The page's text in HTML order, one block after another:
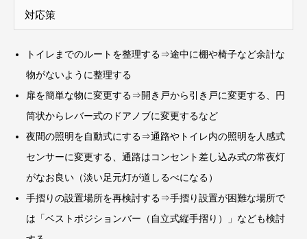
対応策
トイレまでのルートを整理する⇒途中に棚や椅子など余計な
物がないように整理する
扉を簡単な物に変更する⇒開き戸から引き戸に変更する、円
筒状からレバー式のドアノブに変更するなど
夜間の照明を自動式にする⇒通路やトイレ内の照明を人感式
センサーに変更する、通路はコンセント差し込み式の常夜灯
がなお良い（淡い足元灯が道しるべになる）
手摺りの設置場所を再検討する⇒手摺り設置が困難な場所で
は「ベストポジションバー（自立式縦手摺り）」なども検討